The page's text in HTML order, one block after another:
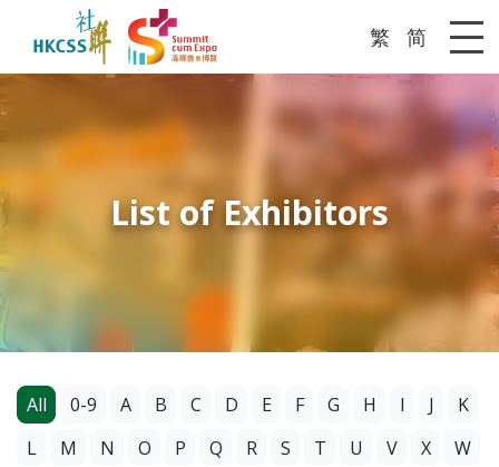
繁 简
List of Exhibitors
All 0-9 A B C D E F G H I J
K
L
M N O P Q R S T U V X
W